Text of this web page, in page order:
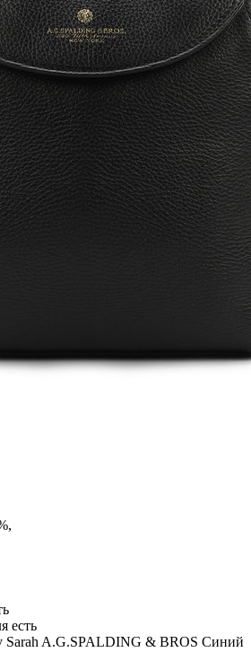
есть
Sarah A.G.SPALDING & BROS Синий